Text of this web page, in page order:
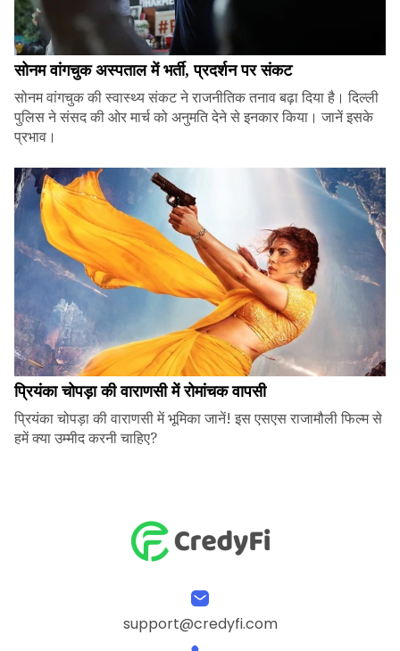
सोनम वांगचुक अस्पताल में भर्ती, प्रदर्शन पर संकट
सोनम वांगचुक की स्वास्थ्य संकट ने राजनीतिक तनाव बढ़ा दिया है। दिल्ली
पुलिस ने संसद की ओर मार्च को अनुमति देने से इनकार किया। जानें इसके
प्रभाव।
प्रियंका चोपड़ा की वाराणसी में रोमांचक वापसी
प्रियंका चोपड़ा की वाराणसी में भूमिका जानें! इस एसएस राजामौली फिल्म से
हमें क्या उम्मीद करनी चाहिए?
support@credyfi.com